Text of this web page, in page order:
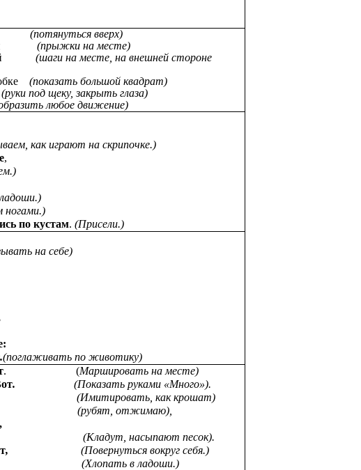
(потянуться вверх)
(прыжки на месте)
(шаги на месте, на внешней стороне
(показать большой квадрат)
(руки под щеку, закрыть глаза)
любое движение)
как играют на скрипочке.)
,
ногами.)
по кустам. (Присели.)
на себе)
.(поглаживать по животику)
. (Маршировать на месте)
. (Показать руками «Много»).
(Имитировать, как крошат)
(рубят, отжимаю),
сок,
(Кладут, насыпают песок).
, (Повернуться вокруг себя.)
(Хлопать в ладоши.)